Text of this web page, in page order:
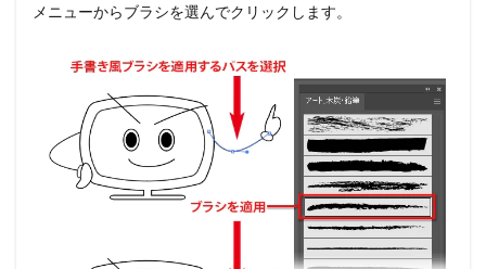
メニューからブラシを選んでクリックします。